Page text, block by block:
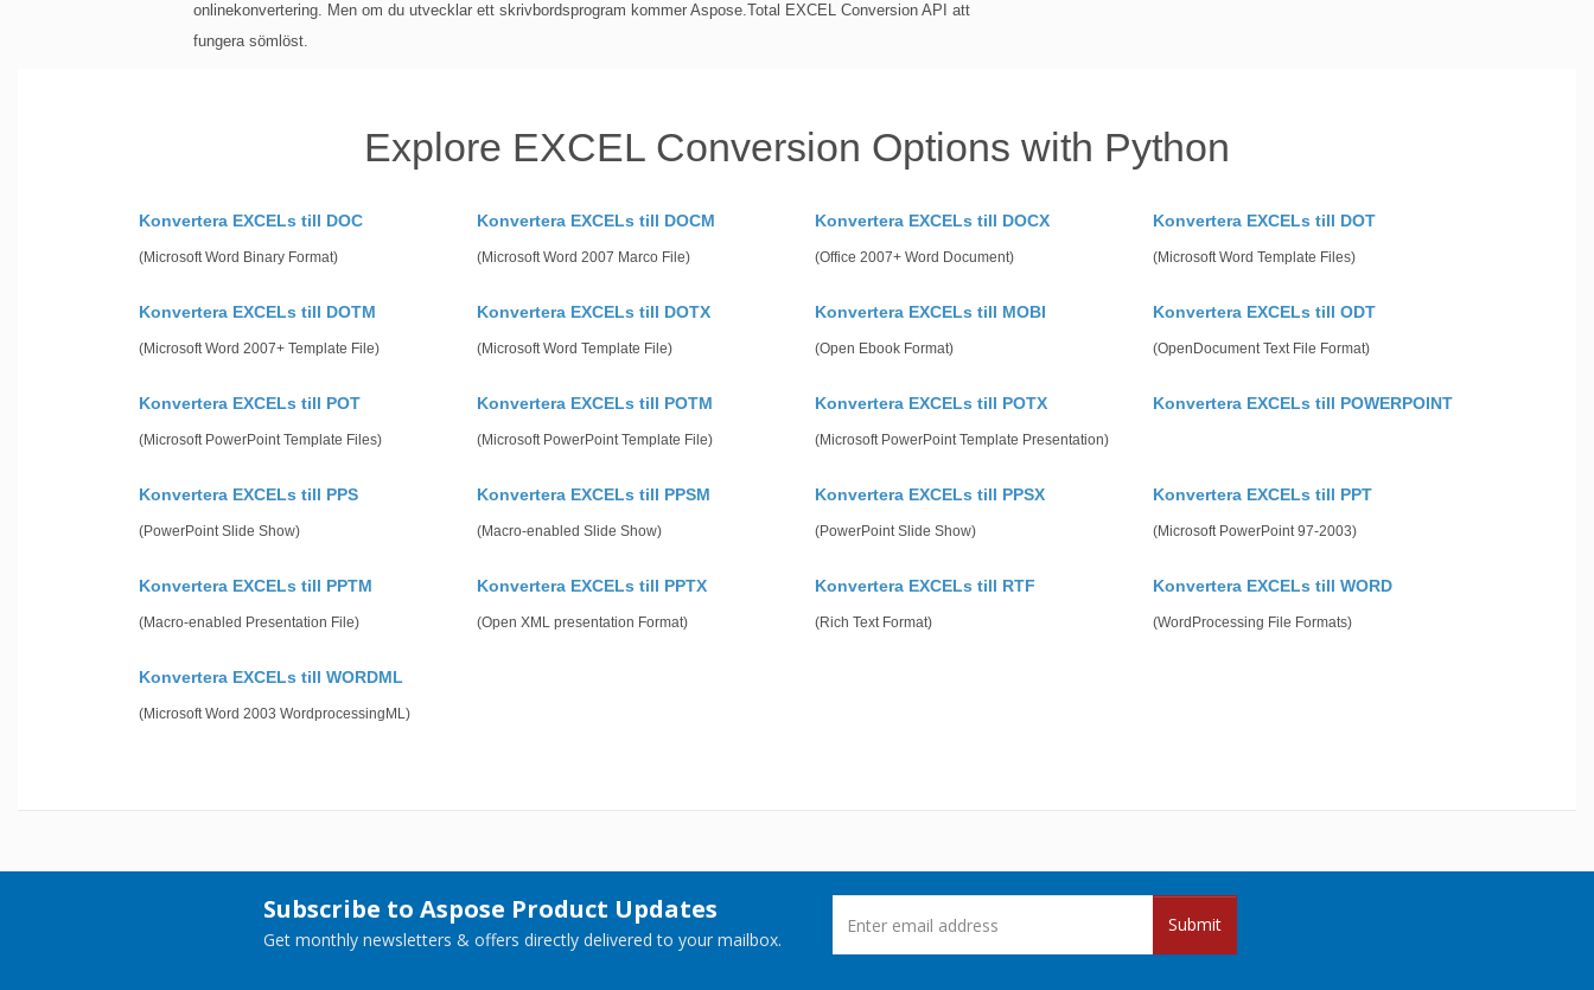
onlinekonvertering. Men om du utvecklar ett skrivbordsprogram kommer Aspose.Total EXCEL Conversion API att
fungera sömlöst.
Explore EXCEL Conversion Options with Python
Konvertera EXCELs till DOC
(Microsoft Word Binary Format)
Konvertera EXCELs till DOCM
(Microsoft Word 2007 Marco File)
Konvertera EXCELs till DOCX
(Office 2007+ Word Document)
Konvertera EXCELs till DOT
(Microsoft Word Template Files)
Konvertera EXCELs till DOTM
(Microsoft Word 2007+ Template File)
Konvertera EXCELs till DOTX
(Microsoft Word Template File)
Konvertera EXCELs till MOBI
(Open Ebook Format)
Konvertera EXCELs till ODT
(OpenDocument Text File Format)
Konvertera EXCELs till POT
(Microsoft PowerPoint Template Files)
Konvertera EXCELs till POTM
(Microsoft PowerPoint Template File)
Konvertera EXCELs till POTX
(Microsoft PowerPoint Template Presentation)
Konvertera EXCELs till POWERPOINT
Konvertera EXCELs till PPS
(PowerPoint Slide Show)
Konvertera EXCELs till PPSM
(Macro-enabled Slide Show)
Konvertera EXCELs till PPSX
(PowerPoint Slide Show)
Konvertera EXCELs till PPT
(Microsoft PowerPoint 97-2003)
Konvertera EXCELs till PPTM
(Macro-enabled Presentation File)
Konvertera EXCELs till PPTX
(Open XML presentation Format)
Konvertera EXCELs till RTF
(Rich Text Format)
Konvertera EXCELs till WORD
(WordProcessing File Formats)
Konvertera EXCELs till WORDML
(Microsoft Word 2003 WordprocessingML)
Subscribe to Aspose Product Updates
Get monthly newsletters & offers directly delivered to your mailbox.
Submit